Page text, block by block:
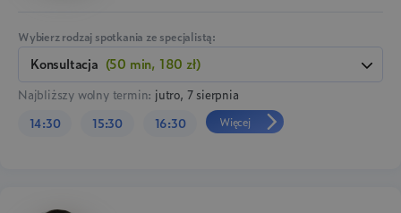
Wybierz rodzaj spotkania ze specjalistą:
konsultacja (50 min, 180 zł)
Najbliższy wolny termin: jutro, 7 sierpnia
14:30
15:30 16:30 Więcej